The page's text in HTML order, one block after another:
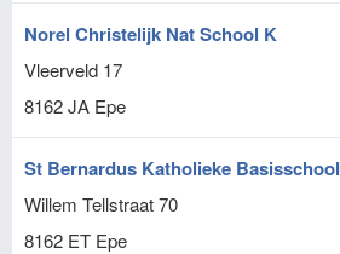
Norel Christelijk Nat School K
Vleerveld 17
8162 JA Epe
St Bernardus Katholieke Basisschool
Willem Tellstraat 70
8162 ET Epe